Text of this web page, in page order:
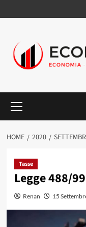
al
principale
HOME 2020
Tasse
Legge 488/
Renan 15